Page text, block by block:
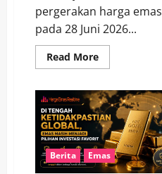
pergerakan harga emas
pada 28 Juni 2026...
Read MoreRead
more
Emas
28
Juni
2026:
Tren
Stabil
Membuka
Peluang
Berita Emas